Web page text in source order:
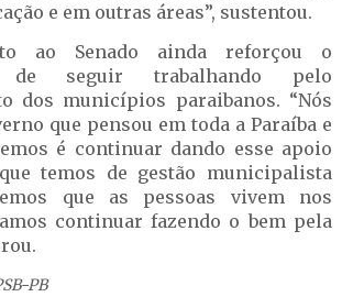
e em outras áreas”, sustentou.
ao Senado ainda reforçou o
de seguir trabalhando pelo
dos municípios paraibanos. “Nós
que pensou em toda a Paraíba e
é continuar dando esse apoio
temos de gestão municipalista
que as pessoas vivem nos
continuar fazendo o bem pela
PB